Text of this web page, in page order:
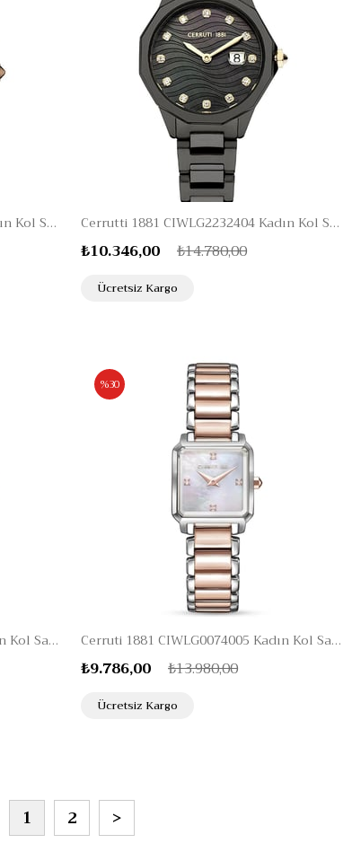
Cerrutti 1881 CIWLG2232402 Kadın Kol Saati Cerrutti 1881 CIWLG2232404 Kadın Kol Saati
₺10.346,00 ₺14.780,00
Ücretsiz Kargo
Cerruti 1881 CIWLG0037906 Kadın Kol Saati Cerruti 1881 CIWLG0074005 Kadın Kol Saati
₺9.786,00 ₺13.980,00
%30
Ücretsiz Kargo
1 2 >